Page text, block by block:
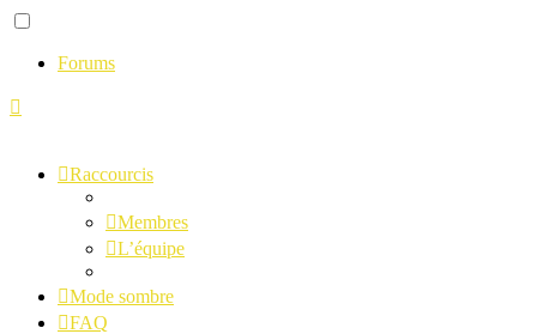
Forums
Raccourcis
Membres
L’équipe
Mode sombre
FAQ